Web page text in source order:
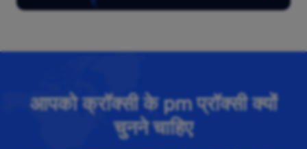
आपको क्रॉक्सी के pm प्रॉक्सी क्यों
चुनने चाहिए